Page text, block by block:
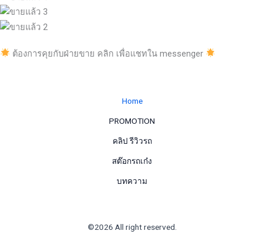
ต้องการคุยกับฝ่ายขาย คลิก เพื่อแชทใน messenger
Home
PROMOTION
คลิป รีวิวรถ
สต๊อกรถเก๋ง
บทความ
©2026 All right reserved.